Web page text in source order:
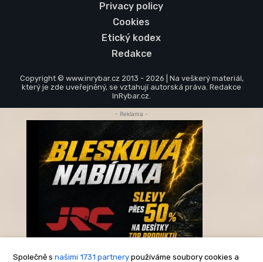
Privacy policy
Cookies
Etický kodex
Redakce
Copyright © www.inrybar.cz 2013 - 2026 | Na veškerý materiál,
který je zde uveřejněný, se vztahují autorská práva. Redakce
InRybar.cz.
Společně s našimi 1731 partnery používáme soubory cookies a
- Reklama -